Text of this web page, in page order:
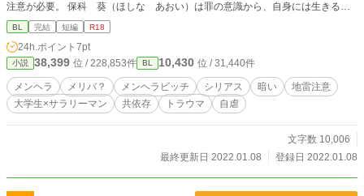
注意が必要。 保科 葵（ほしな あおい）は罪の意識から、自身には生きる権
利がないと思っている。死ぬこともできず、自身に罰を課すことで生きる権利を
得ようと、望まない性行為を繰り返していた。 相手が見つからなかったある
日、隣の部屋に住む大学生の優斗（ゆうと）に声を掛けられる。 同性間の行為
に興味を示す多感なお年頃の青年に、別にいいかと行為を了承したが… ※終始
ヤってるだけ。
BL 完結 短編 R18
24h.ポイント 7pt
小説 38,399 位 / 228,853件 BL 10,430 位 / 31,440件
メンヘラ メリバ？ メンヘラビッチ シリアス 暗い
地雷注意
大学生×サラリーマン
共依存 トラウマ 自虐
文字数 10,006
最終更新日 2022.01.08
登録日 2022.01.08